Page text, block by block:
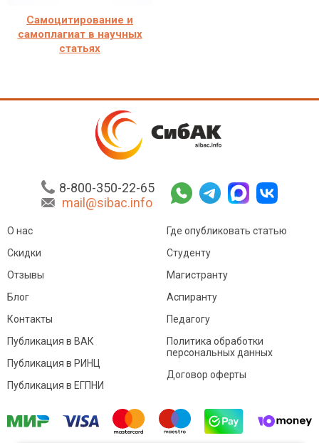
Самоцитирование и
самоплагиат в научных
статьях
8-800-350-22-65
mail@sibac.info
О нас
Скидки
Отзывы
Блог
Контакты
Где опубликовать статью
Студенту
Магистранту
Аспиранту
Педагогу
Публикация в ВАК
Публикация в РИНЦ
Публикация в ЕГПНИ
Политика обработки
персональных данных
Договор оферты